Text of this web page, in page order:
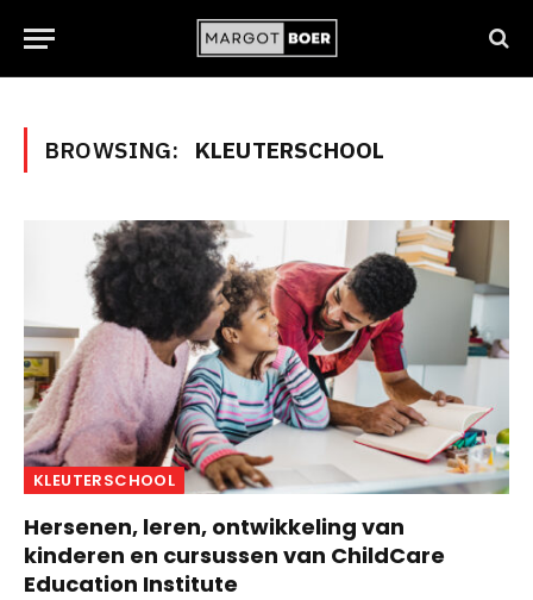
BROWSING: KLEUTERSCHOOL
KLEUTERSCHOOL
Hersenen, leren, ontwikkeling van
kinderen en cursussen van ChildCare
Education Institute